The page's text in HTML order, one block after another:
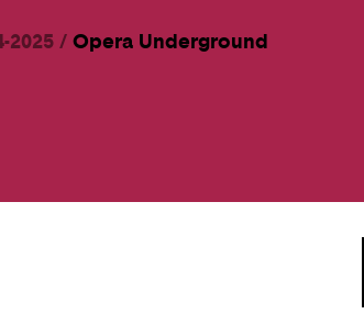
2025 Opera Underground